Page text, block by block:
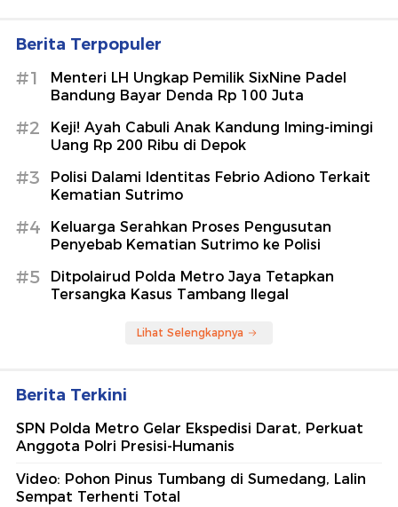
Berita Terpopuler
#1
Menteri LH Ungkap Pemilik SixNine Padel
Bandung Bayar Denda Rp 100 Juta
#2
Keji! Ayah Cabuli Anak Kandung Iming-imingi
Uang Rp 200 Ribu di Depok
#3
Polisi Dalami Identitas Febrio Adiono Terkait
Kematian Sutrimo
#4
Keluarga Serahkan Proses Pengusutan
Penyebab Kematian Sutrimo ke Polisi
#5
Ditpolairud Polda Metro Jaya Tetapkan
Tersangka Kasus Tambang Ilegal
Lihat Selengkapnya
Berita Terkini
SPN Polda Metro Gelar Ekspedisi Darat, Perkuat
Anggota Polri Presisi-Humanis
Video: Pohon Pinus Tumbang di Sumedang, Lalin
Sempat Terhenti Total